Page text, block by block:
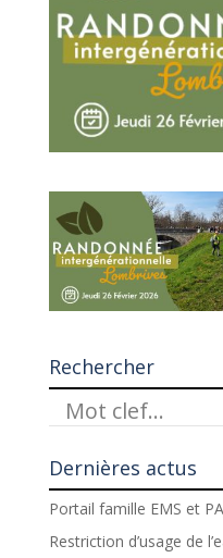
Rechercher
Dernières actus
Portail famille EMS et
Restriction d’usage de